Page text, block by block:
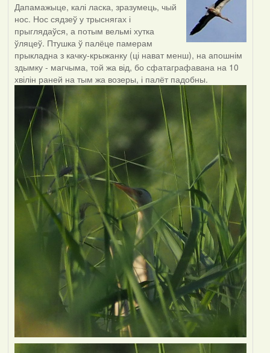
Дапамажыце, калі ласка, зразумець, чый
нос. Нос сядзеў у трыснягах і
прыглядаўся, а потым вельмі хутка
ўляцеў. Птушка ў палёце памерам
прыкладна з качку-крыжанку (ці нават менш), на апошнім
здымку - магчыма, той жа від, бо сфатаграфавана на 10
хвілін раней на тым жа возеры, і палёт падобны.